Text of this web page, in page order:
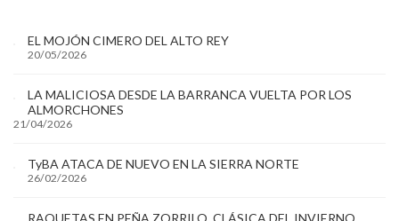
EL MOJÓN CIMERO DEL ALTO REY
20/05/2026
LA MALICIOSA DESDE LA BARRANCA VUELTA POR LOS
ALMORCHONES
21/04/2026
TyBA ATACA DE NUEVO EN LA SIERRA NORTE
26/02/2026